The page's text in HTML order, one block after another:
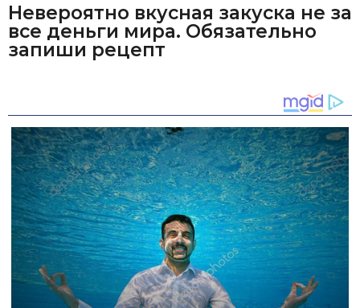
Невероятно вкусная закуска не за
все деньги мира. Обязательно
запиши рецепт